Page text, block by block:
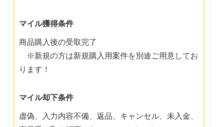
マイル獲得条件
商品購入後の受取完了
※新規の方は新規購入用案件を別途ご用意してお
ります！
マイル却下条件
虚偽、入力内容不備、返品、キャンセル、未入金、